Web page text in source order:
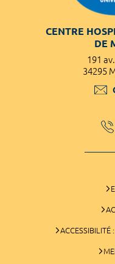
CENTRE
DE
191
34295